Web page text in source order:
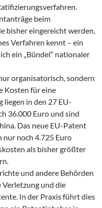
beim
bisher eingereicht werden,
Verfahren kennt – ein
ein „Bündel“ nationaler
organisatorisch, sondern
Kosten für eine
in den 27 EU-
36.000 Euro und sind
Das neue EU-Patent
nur noch 4.725 Euro
als bisher größter
und andere Behörden
und die
In der Praxis führt dies